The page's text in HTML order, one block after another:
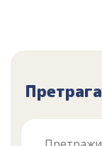
Претрага